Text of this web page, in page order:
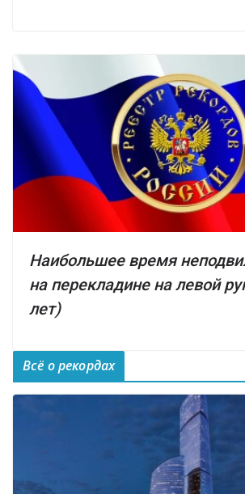
Наибольшее время
на перекладине на левой
лет)
Всё о рекордах